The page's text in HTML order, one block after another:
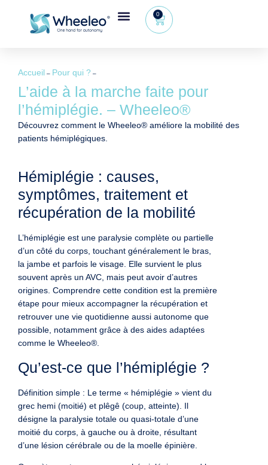
0
Accueil – Pour qui ? –
L’aide à la marche faite pour
l’hémiplégie. – Wheeleo®
Découvrez comment le Wheeleo® améliore la mobilité des
patients hémiplégiques.
Hémiplégie : causes,
symptômes, traitement et
récupération de la mobilité
L’hémiplégie est une paralysie complète ou partielle
d’un côté du corps, touchant généralement le bras,
la jambe et parfois le visage. Elle survient le plus
souvent après un AVC, mais peut avoir d’autres
origines. Comprendre cette condition est la première
étape pour mieux accompagner la récupération et
retrouver une vie quotidienne aussi autonome que
possible, notamment grâce à des aides adaptées
comme le Wheeleo®.
Qu’est-ce que l’hémiplégie ?
Définition simple : Le terme « hémiplégie » vient du
grec hemi (moitié) et plêgê (coup, atteinte). Il
désigne la paralysie totale ou quasi-totale d’une
moitié du corps, à gauche ou à droite, résultant
d’une lésion cérébrale ou de la moelle épinière.